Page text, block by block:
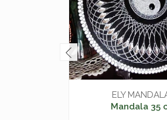
ELY
Mandala 35